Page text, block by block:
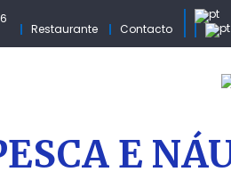
Restaurante Contacto
E